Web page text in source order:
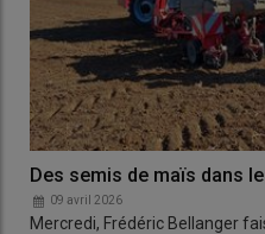
Des semis de maïs dans
09 avril 2026
Mercredi, Frédéric Bellanger